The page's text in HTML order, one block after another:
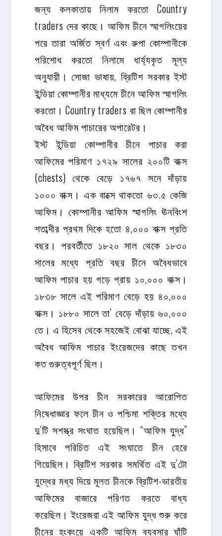
জন্য কলকাতায় নিলাম করতো Country
traders দের কাছে। আফিম চীনে স্মাগলিংয়ের
পরে তারা অর্জিত স্বর্ণ এবং রুপা কোম্পানীকে
পরিশোধ করতো নিলামে ধার্য্যকৃত মূল্য
অনুযায়ী। সোজা ভাষায়, ব্রিটিশ সরকার ইস্ট
ইন্ডিয়া কোম্পানীর মাধ্যমে চীনে আফিম স্মাগলিং
করতো। Country traders রা ছিল কোম্পানীর
অবৈধ আফিম পাচারের অপারেটর।
ইস্ট ইন্ডিয়া কোম্পানীর চীনে পাচার করা
আফিমের পরিমাণ ১৭২৯ সালের ২০০টি বাক্স
(chests) থেকে বেড়ে ১৭৬৭ সনে দাঁড়ায়
১০০০ বাক্স। এক বাক্সে থাকতো ৬৩.৫ কেজি
আফিম। কোম্পানীর আফিম স্মাগলিং ঊনবিংশ
শতাব্দীর প্রথম দিকে হতো ৪,০০০ বাক্স প্রতি
বছর। পরবর্তীতে ১৮২০ সাল থেকে ১৮৩০
সালের মধ্যে প্রতি বছর চীনে অবৈধভাবে
আফিম পাচার হয় গড়ে প্রায় ১০,০০০ বাক্স।
১৮৩৮ সালে এই পরিমাণ বেড়ে হয় ৪০,০০০
বাক্স। ১৮৮০ সালে তা’ বেড়ে দাঁড়ায় ৬০,০০০
তে। এ হিসেব থেকে সহজেই বোঝা যাচ্ছে, এই
অবৈধ আফিম পাচার ইংরেজদের কাছে তখন
কত গুরুত্বপূর্ণ ছিল।
আফিমের উপর চীন সরকারের আরোপিত
নিষেধাজ্ঞার ফলে চীন ও পশ্চিমা শক্তির মধ্যে
দু’টি সশস্ত্র সংঘাত হয়েছিল। “আফিম যুদ্ধ”
হিসাবে পরিচিত এই সংঘাতে চীন হেরে
গিয়েছিল। ব্রিটিশ সরকার সমর্থিত এই দু’টো
যুদ্ধের মধ্য দিয়ে মূলত চীনকে ব্রিটিশ-ভারতীয়
আফিমের বাজারে পরিণত করতে বাধ্য
করেছিল। ইংরেজরা এই আফিম যুদ্ধ শুরু করে
চীনের হংকংয়ে একটি আফিম ব্যবসার ঘাঁটি